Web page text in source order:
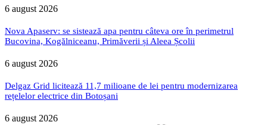
6 august 2026
Nova Apaserv: se sistează apa pentru câteva ore în perimetrul
Bucovina, Kogălniceanu, Primăverii și Aleea Școlii
6 august 2026
Delgaz Grid licitează 11,7 milioane de lei pentru modernizarea
rețelelor electrice din Botoșani
6 august 2026